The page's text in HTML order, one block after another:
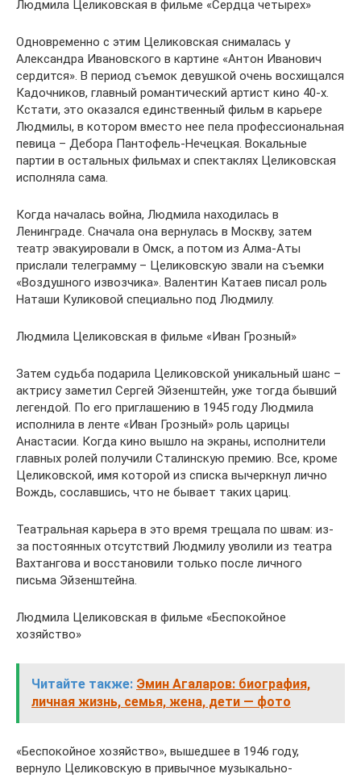
Людмила Целиковская в фильме «Сердца четырех»
Одновременно с этим Целиковская снималась у
Александра Ивановского в картине «Антон Иванович
сердится». В период съемок девушкой очень восхищался
Кадочников, главный романтический артист кино 40-х.
Кстати, это оказался единственный фильм в карьере
Людмилы, в котором вместо нее пела профессиональная
певица – Дебора Пантофель-Нечецкая. Вокальные
партии в остальных фильмах и спектаклях Целиковская
исполняла сама.
Когда началась война, Людмила находилась в
Ленинграде. Сначала она вернулась в Москву, затем
театр эвакуировали в Омск, а потом из Алма-Аты
прислали телеграмму – Целиковскую звали на съемки
«Воздушного извозчика». Валентин Катаев писал роль
Наташи Куликовой специально под Людмилу.
Людмила Целиковская в фильме «Иван Грозный»
Затем судьба подарила Целиковской уникальный шанс –
актрису заметил Сергей Эйзенштейн, уже тогда бывший
легендой. По его приглашению в 1945 году Людмила
исполнила в ленте «Иван Грозный» роль царицы
Анастасии. Когда кино вышло на экраны, исполнители
главных ролей получили Сталинскую премию. Все, кроме
Целиковской, имя которой из списка вычеркнул лично
Вождь, сославшись, что не бывает таких цариц.
Театральная карьера в это время трещала по швам: из-
за постоянных отсутствий Людмилу уволили из театра
Вахтангова и восстановили только после личного
письма Эйзенштейна.
Людмила Целиковская в фильме «Беспокойное
хозяйство»
Читайте также: Эмин Агаларов: биография,
личная жизнь, семья, жена, дети — фото
«Беспокойное хозяйство», вышедшее в 1946 году,
вернуло Целиковскую в привычное музыкально-